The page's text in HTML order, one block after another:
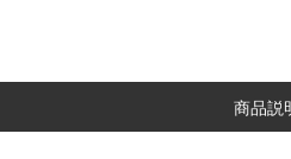
商品説